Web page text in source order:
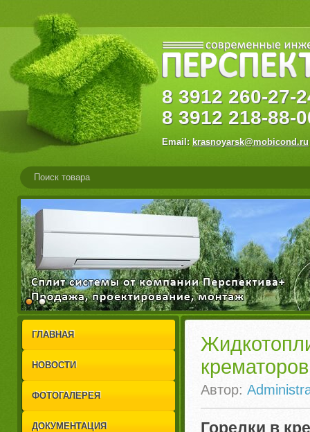
8 3912 260-
8 3912 218-88-
Email: krasnoyarsk@mobicond.ru
1
2
ГЛАВНАЯ
НОВОСТИ
ФОТОГАЛЕРЕЯ
ДОКУМЕНТАЦИЯ
крематоров
Автор:
Горелки в